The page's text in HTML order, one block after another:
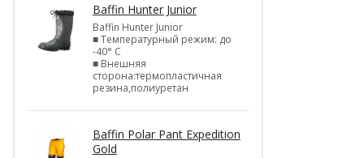
Baffin Hunter Junior
Baffin Hunter Junior
■ Температурный режим: до
-40° С
■ Внешняя
сторона:термопластичная
резина,полиуретан
Baffin Polar Pant Expedition
Gold